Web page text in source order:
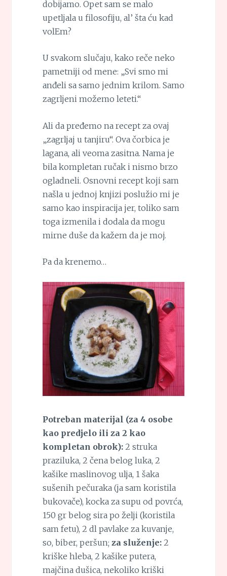
dobijamo. Opet sam se malo
upetljala u filosofiju, al’ šta ću kad
volEm?
U svakom slučaju, kako reče neko
pametniji od mene: „Svi smo mi
anđeli sa samo jednim krilom. Samo
zagrljeni možemo leteti.“
Ali da pređemo na recept za ovaj
„zagrljaj u tanjiru“. Ova čorbica je
lagana, ali veoma zasitna. Nama je
bila kompletan ručak i nismo brzo
ogladneli. Osnovni recept koji sam
našla u jednoj knjizi poslužio mi je
samo kao inspiracija jer, toliko sam
toga izmenila i dodala da mogu
mirne duše da kažem da je moj.
Pa da krenemo…
Potreban materijal (za 4 osobe
kao predjelo ili za 2 kao
kompletan obrok):2 struka
praziluka, 2 čena belog luka, 2
kašike maslinovog ulja, 1 šaka
sušenih pečuraka (ja sam koristila
bukovače), kocka za supu od povrća,
150 gr belog sira po želji (koristila
sam fetu), 2 dl pavlake za kuvanje,
so, biber, peršun; za služenje:2
kriške hleba, 2 kašike putera,
majčina dušica, nekoliko kriški